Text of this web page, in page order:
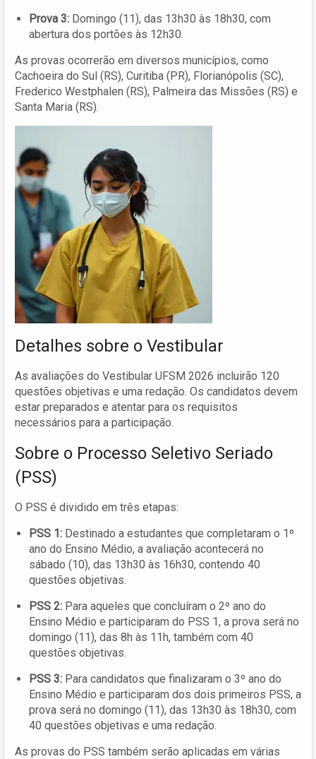
Prova 3: Domingo (11), das 13h30 às 18h30, com
abertura dos portões às 12h30.
As provas ocorrerão em diversos municípios, como
Cachoeira do Sul (RS), Curitiba (PR), Florianópolis (SC),
Frederico Westphalen (RS), Palmeira das Missões (RS) e
Santa Maria (RS).
Detalhes sobre o Vestibular
As avaliações do Vestibular UFSM 2026 incluirão 120
questões objetivas e uma redação. Os candidatos devem
estar preparados e atentar para os requisitos
necessários para a participação.
Sobre o Processo Seletivo Seriado
(PSS)
O PSS é dividido em três etapas:
PSS 1: Destinado a estudantes que completaram o 1º
ano do Ensino Médio, a avaliação acontecerá no
sábado (10), das 13h30 às 16h30, contendo 40
questões objetivas.
PSS 2: Para aqueles que concluíram o 2º ano do
Ensino Médio e participaram do PSS 1, a prova será no
domingo (11), das 8h às 11h, também com 40
questões objetivas.
PSS 3: Para candidatos que finalizaram o 3º ano do
Ensino Médio e participaram dos dois primeiros PSS, a
prova será no domingo (11), das 13h30 às 18h30, com
40 questões objetivas e uma redação.
As provas do PSS também serão aplicadas em várias